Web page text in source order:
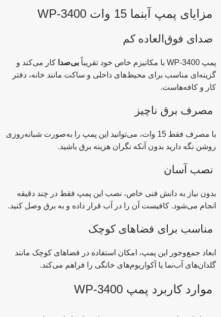
مزایای پمپ آبنما 15 وات WP-3400
صدای فوق‌العاده کم
پمپ WP-3400 با مکانیزم خاص خود تقریباً بی‌صدا کار می‌کند و
گزینه‌ای مناسب برای محیط‌های داخلی و ساکت مانند خانه، دفتر
کار و کافه‌هاست.
مصرف برق ناچیز
با مصرف فقط 15 وات، می‌توانید این پمپ را به‌صورت شبانه‌روزی
روشن نگه دارید بدون آنکه نگران هزینه برق باشید.
نصب آسان
بدون نیاز به دانش فنی خاص، نصب این پمپ فقط در چند دقیقه
انجام می‌شود. کافیست آن را در آب قرار داده و به برق وصل کنید.
مناسب برای فضاهای کوچک
ابعاد جمع‌وجور این پمپ، امکان استفاده در فضاهای کوچک مانند
گلدان‌های آب‌نما یا آکواریوم‌های خانگی را فراهم می‌کند.
موارد کاربرد پمپ WP-3400